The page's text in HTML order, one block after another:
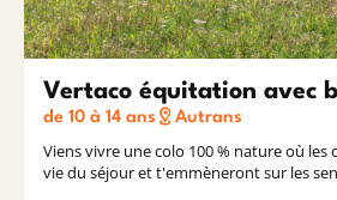
Vertaco équitation avec
de 10 à 14 ans Autrans
Viens vivre une colo 100 % nature où les
vie du séjour et t'emmèneront sur les